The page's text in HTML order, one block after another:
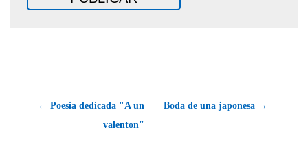
← Poesia dedicada "A un
valenton"
Boda de una japonesa →